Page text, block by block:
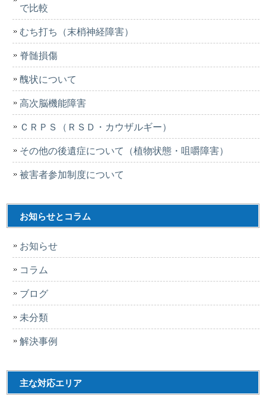
で比較
むち打ち（末梢神経障害）
脊髄損傷
醜状について
高次脳機能障害
ＣＲＰＳ（ＲＳＤ・カウザルギー）
その他の後遺症について（植物状態・咀嚼障害）
被害者参加制度について
お知らせとコラム
お知らせ
コラム
ブログ
未分類
解決事例
主な対応エリア